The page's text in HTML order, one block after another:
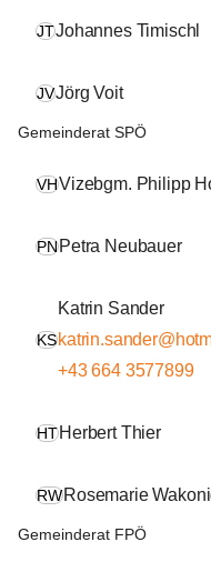
JTJohannes Timischl
JVJörg Voit
Gemeinderat SPÖ
VHVizebgm. Philipp
PNPetra Neubauer
KS
Katrin Sander
+43 664 3577899
HTHerbert Thier
RWRosemarie
Gemeinderat FPÖ